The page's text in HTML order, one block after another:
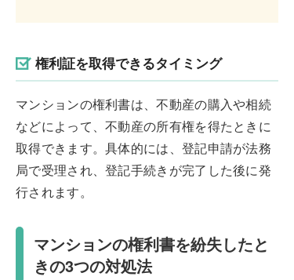
権利証を取得できるタイミング
マンションの権利書は、不動産の購入や相続
などによって、不動産の所有権を得たときに
取得できます。具体的には、登記申請が法務
局で受理され、登記手続きが完了した後に発
行されます。
マンションの権利書を紛失したと
きの3つの対処法